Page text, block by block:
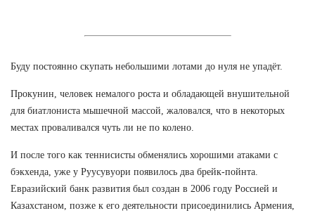
Буду постоянно скупать небольшими лотами до нуля не упадёт.
Прокунин, человек немалого роста и обладающей внушительной
для биатлониста мышечной массой, жаловался, что в некоторых
местах проваливался чуть ли не по колено.
И после того как теннисисты обменялись хорошими атаками с
бэкхенда, уже у Руусувуори появилось два брейк-пойнта.
Евразийский банк развития был создан в 2006 году Россией и
Казахстаном, позже к его деятельности присоединились Армения,